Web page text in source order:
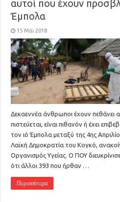
αυτοί που έχουν
Έμπολα
15 Μάι 2018
Δεκαεννέα άνθρωποι έχουν πεθάνει
πιστεύεται, είναι πιθανόν ή έχει
τον ιό Έμπολα μεταξύ της 4ης
Λαϊκή Δημοκρατία του Κογκό,
Οργανισμός Υγείας. Ο ΠΟΥ
ότι άλλοι 393 που ήρθαν …
Περισσότερα